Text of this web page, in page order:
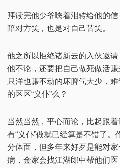
拜读完他少爷噙着泪转给他的
陪对方笑，也是对自己苦笑。
他之所以拒绝诸新云的入伙邀
他不论，还要把自己做死做活
只洋也赚不动的坏脾气大少，
的区区“义仆”么？
当然当然，平心而论，比起跟着
有“义仆”做就已经算是不错了
分体面，但多年来好歹是能对
病，金家会找江湖郎中帮他们